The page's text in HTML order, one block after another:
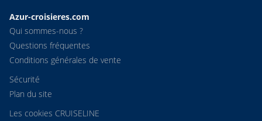
Azur-croisieres.com
Qui sommes-nous ?
Questions fréquentes
Conditions générales de vente
Sécurité
Plan du site
Les cookies CRUISELINE